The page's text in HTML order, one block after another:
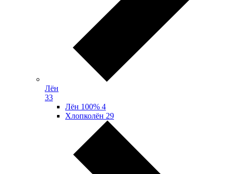
Лён
33
Лён 100% 4
Хлопколён 29